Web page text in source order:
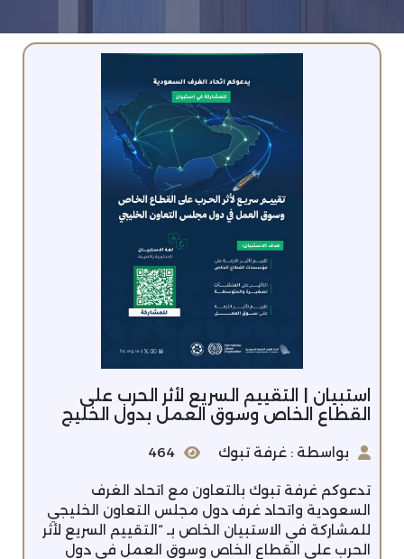
استبيان | التقييم السريع لأثر الحرب على
القطاع الخاص وسوق العمل بدول الخليج
بواسطة : غرفة تبوك 464
تدعوكم غرفة تبوك بالتعاون مع اتحاد الغرف
السعودية واتحاد غرف دول مجلس التعاون الخليجي
للمشاركة في الاستبيان الخاص بـ “التقييم السريع لأثر
الحرب على القطاع الخاص وسوق العمل في دول